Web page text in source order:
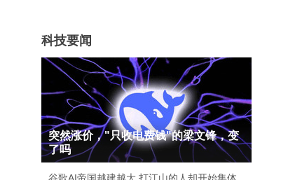
科技要闻
突然涨价，"只收电费钱"的梁文锋，变
了吗